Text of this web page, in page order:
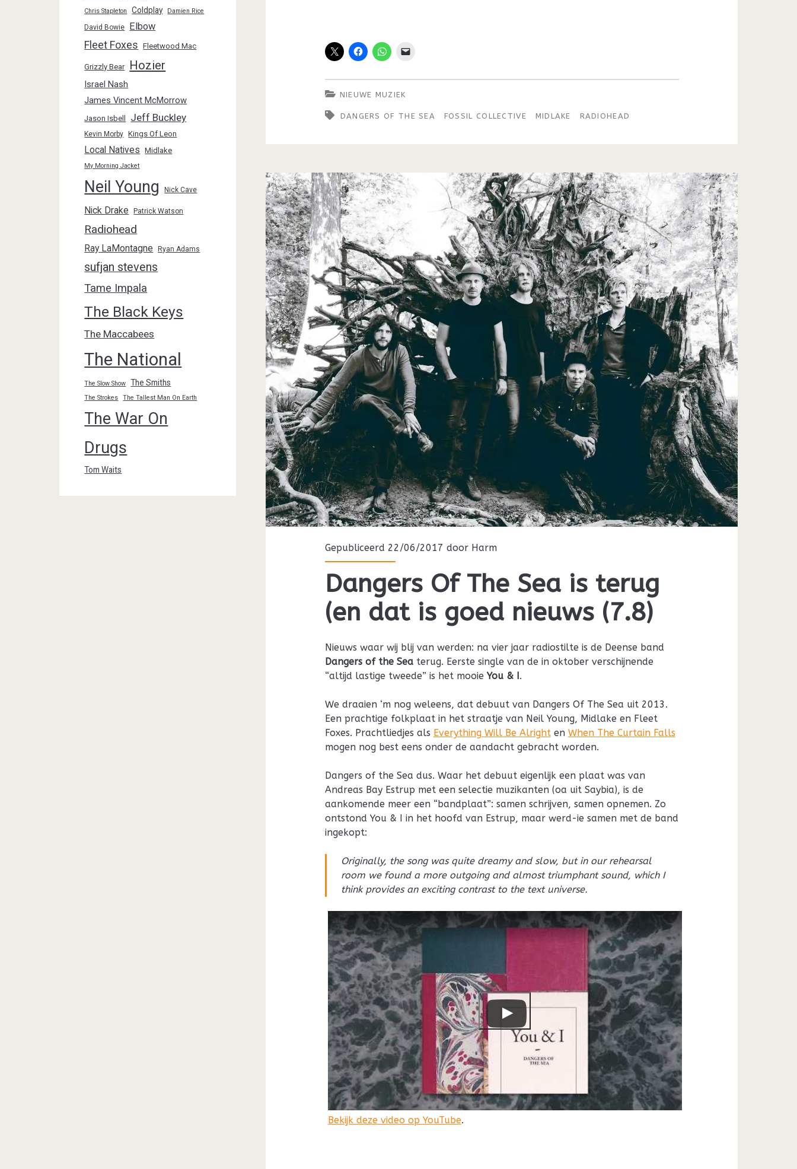
NIEUWE MUZIEK
DANGERS OF THE SEA FOSSIL COLLECTIVE MIDLAKE RADIOHEAD
Gepubliceerd 22/06/2017 door Harm
Dangers Of The Sea is terug
(en dat is goed nieuws (7.8)
Nieuws waar wij blij van werden: na vier jaar radiostilte is de Deense band
Dangers of the Seaterug. Eerste single van de in oktober verschijnende
“altijd lastige tweede” is het mooieYou & I.
We draaien ‘m nog weleens, dat debuut van Dangers Of The Sea uit 2013.
Een prachtige folkplaat in het straatje van Neil Young, Midlake en Fleet
Foxes. Prachtliedjes als Everything Will Be Alrighten When The Curtain Falls
mogen nog best eens onder de aandacht gebracht worden.
Dangers of the Sea dus. Waar het debuut eigenlijk een plaat was van
Andreas Bay Estrup met een selectie muzikanten (oa uit Saybia), is de
aankomende meer een “bandplaat”: samen schrijven, samen opnemen. Zo
ontstond You & I in het hoofd van Estrup, maar werd-ie samen met de band
ingekopt:
Originally, the song was quite dreamy and slow, but in our rehearsal
room we found a more outgoing and almost triumphant sound, which I
think provides an exciting contrast to the text universe.
Bekijk deze video op YouTube.
Chris Stapleton Coldplay Damien Rice
David Bowie Elbow
Fleet Foxes Fleetwood Mac
Grizzly Bear Hozier
Israel Nash
James Vincent McMorrow
Jason Isbell Jeff Buckley
Kevin Morby Kings Of Leon
Local Natives Midlake
My Morning Jacket
Neil Young Nick Cave
Nick Drake Patrick Watson
Radiohead
Ray LaMontagne Ryan Adams
sufjan stevens
Tame Impala
The Black Keys
The Maccabees
The National
The Slow Show The Smiths
The Strokes The Tallest Man On Earth
The War On
Drugs
Tom Waits